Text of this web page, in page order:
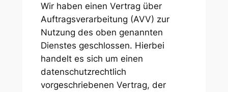
Wir haben einen Vertrag über
Auftragsverarbeitung (AVV) zur
Nutzung des oben genannten
Dienstes geschlossen. Hierbei
handelt es sich um einen
datenschutzrechtlich
vorgeschriebenen Vertrag, der